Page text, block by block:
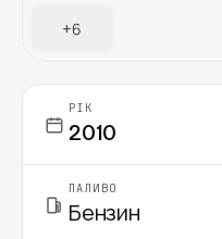
+6
РІК
2010
ПАЛИВО
Бензин